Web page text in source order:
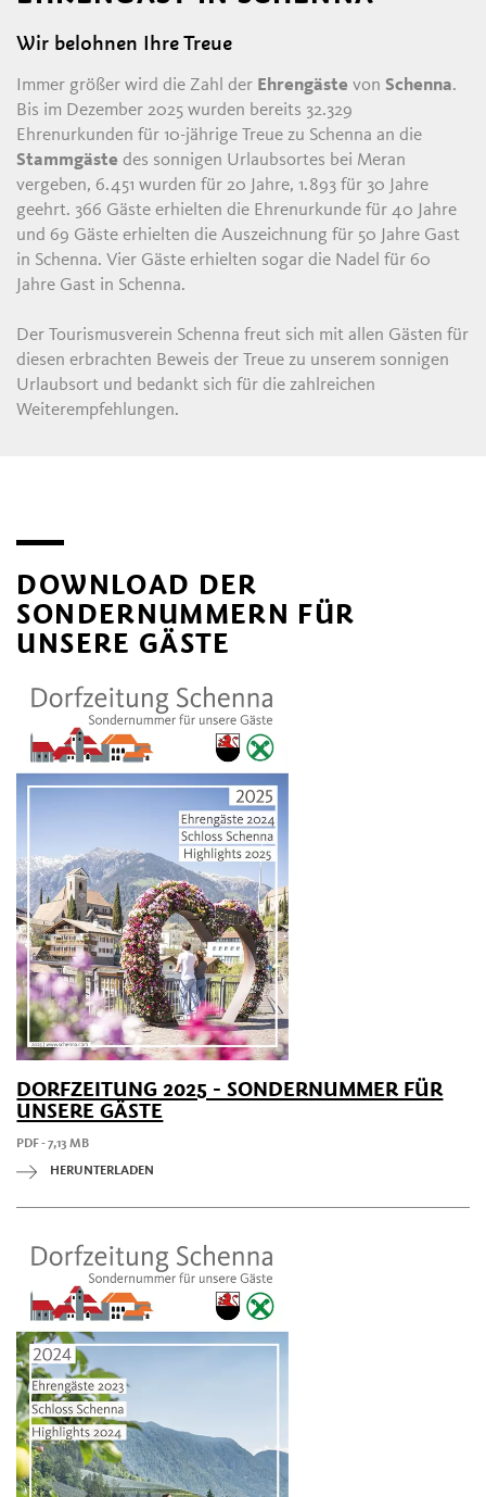
Wir belohnen Ihre Treue
Immer größer wird die Zahl der Ehrengäste vonSchenna.
Bis im Dezember 2025 wurden bereits 32.329
Ehrenurkunden für 10-jährige Treue zu Schenna an die
Stammgäste des sonnigen Urlaubsortes bei Meran
vergeben, 6.451 wurden für 20 Jahre, 1.893 für 30 Jahre
geehrt. 366 Gäste erhielten die Ehrenurkunde für 40 Jahre
und 69 Gäste erhielten die Auszeichnung für 50 Jahre Gast
in Schenna. Vier Gäste erhielten sogar die Nadel für 60
Jahre Gast in Schenna.
Der Tourismusverein Schenna freut sich mit allen Gästen für
diesen erbrachten Beweis der Treue zu unserem sonnigen
Urlaubsort und bedankt sich für die zahlreichen
Weiterempfehlungen.
DOWNLOAD DER
SONDERNUMMERN FÜR
UNSERE GÄSTE
DORFZEITUNG 2025 - SONDERNUMMER FÜR
UNSERE GÄSTE
PDF - 7,13 MB
HERUNTERLADEN